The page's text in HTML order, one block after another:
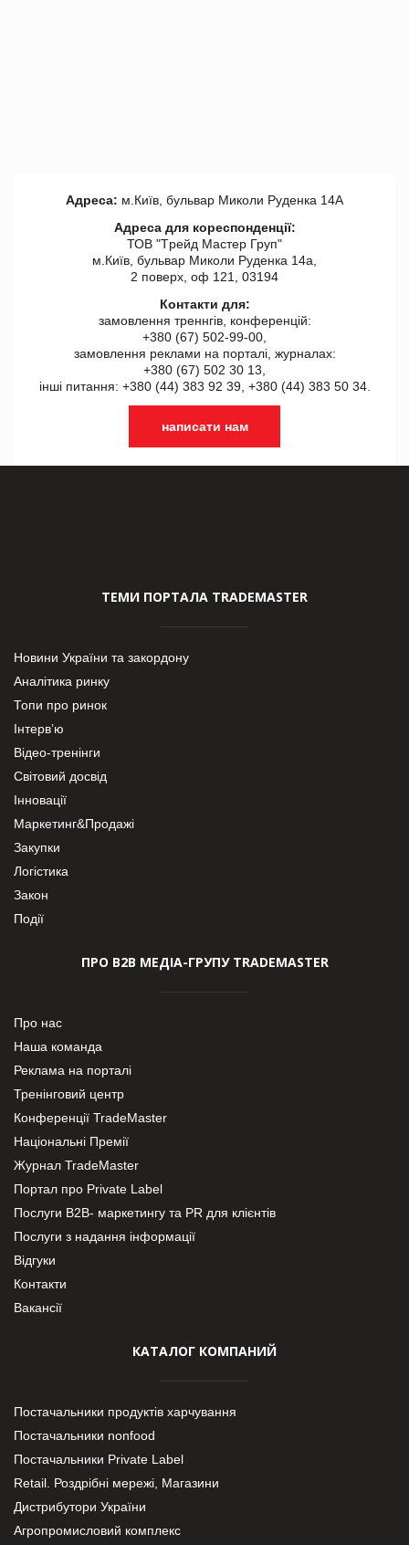
Адреса: м.Київ, бульвар Миколи Руденка 14А
Адреса для кореспонденції:
ТОВ "Tрейд Мастер Груп"
м.Київ, бульвар Миколи Руденка 14а,
2 поверх, оф 121, 03194
Контакти для:
замовлення треннгів, конференцій:
+380 (67) 502-99-00,
замовлення реклами на порталі, журналах:
+380 (67) 502 30 13,
інші питання: +380 (44) 383 92 39, +380 (44) 383 50 34.
написати нам
ТЕМИ ПОРТАЛА TRADEMASTER
Новини України та закордону
Аналітика ринку
Топи про ринок
Інтерв’ю
Відео-тренінги
Світовий досвід
Інновації
Маркетинг&Продажі
Закупки
Логістика
Закон
Події
ПРО В2В МЕДІА-ГРУПУ TRADEMASTER
Про нас
Наша команда
Реклама на порталі
Тренінговий центр
Конференції TradeMaster
Національні Премії
Журнал TradeMaster
Портал про Private Label
Послуги В2В- маркетингу та PR для клієнтів
Послуги з надання інформації
Відгуки
Контакти
Вакансії
КАТАЛОГ КОМПАНИЙ
Постачальники продуктів харчування
Постачальники nonfood
Постачальники Private Label
Retail. Роздрібні мережі, Магазини
Дистрибутори України
Агропромисловий комплекс